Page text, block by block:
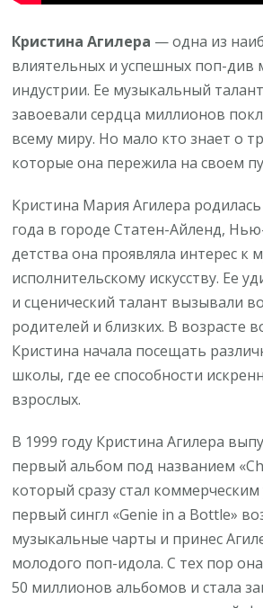
успехах!
Кристина Агилера — одна из
влиятельных и успешных поп-див
индустрии. Ее музыкальный
завоевали сердца миллионов
всему миру. Но мало кто знает о
которые она пережила на своем
Кристина Мария Агилера родилась
года в городе Статен-Айленд,
детства она проявляла интерес к
исполнительскому искусству. Ее
и сценический талант вызывали
родителей и близких. В возрасте
Кристина начала посещать
школы, где ее способности
взрослых.
В 1999 году Кристина Агилера
первый альбом под названием
который сразу стал коммерческим
первый сингл «Genie in a Bottle»
музыкальные чарты и принес
молодого поп-идола. С тех пор
50 миллионов альбомов и стала